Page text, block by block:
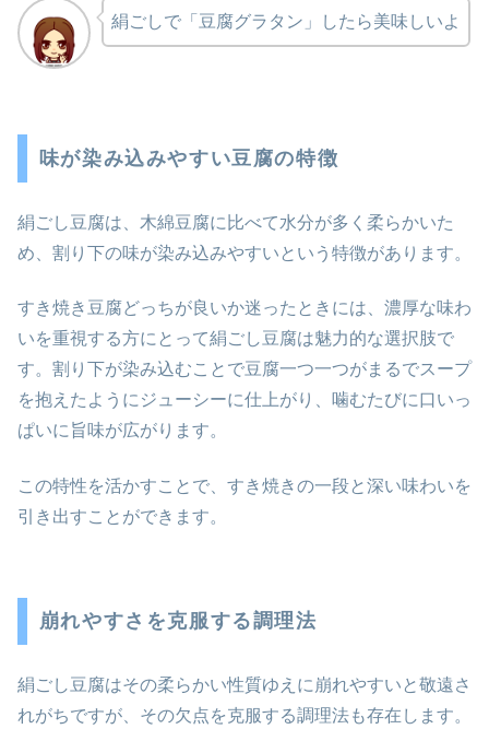
絹ごしで「豆腐グラタン」したら美味しいよ
味が染み込みやすい豆腐の特徴
絹ごし豆腐は、木綿豆腐に比べて水分が多く柔らかいた
め、割り下の味が染み込みやすいという特徴があります。
すき焼き豆腐どっちが良いか迷ったときには、濃厚な味わ
いを重視する方にとって絹ごし豆腐は魅力的な選択肢で
す。割り下が染み込むことで豆腐一つ一つがまるでスープ
を抱えたようにジューシーに仕上がり、噛むたびに口いっ
ぱいに旨味が広がります。
この特性を活かすことで、すき焼きの一段と深い味わいを
引き出すことができます。
崩れやすさを克服する調理法
絹ごし豆腐はその柔らかい性質ゆえに崩れやすいと敬遠さ
れがちですが、その欠点を克服する調理法も存在します。